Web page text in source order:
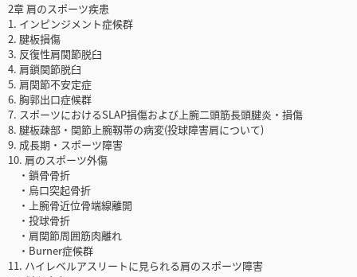
2章 肩のスポーツ疾患
1. インピンジメント症候群
2. 腱板損傷
3. 反復性肩関節脱臼
4. 肩鎖関節脱臼
5. 肩関節不安定症
6. 胸郭出口症候群
7. スポーツにおけるSLAP損傷および上腕二頭筋長頭腱炎・損傷
8. 腱板疎部・関節上腕靱帯の病変(投球障害肩について)
9. 成長期・スポーツ障害
10. 肩のスポーツ外傷
・鎖骨骨折
・烏口突起骨折
・上腕骨近位骨端線離開
・投球骨折
・肩関節周囲筋肉離れ
・Burner症候群
11. ハイレベルアスリートに見られる肩のスポーツ障害